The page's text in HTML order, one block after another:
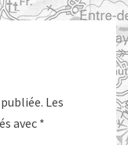
Les
avec *